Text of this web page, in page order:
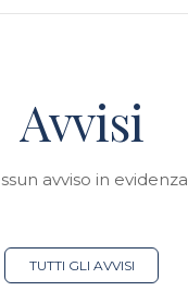
Avvisi
avviso in evidenza
TUTTI GLI AVVISI